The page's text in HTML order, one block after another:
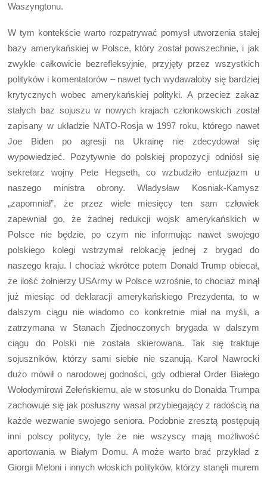
Waszyngtonu.
W tym kontekście warto rozpatrywać pomysł utworzenia stałej
bazy amerykańskiej w Polsce, który został powszechnie, i jak
zwykle całkowicie bezrefleksyjnie, przyjęty przez wszystkich
polityków i komentatorów – nawet tych wydawałoby się bardziej
krytycznych wobec amerykańskiej polityki. A przecież zakaz
stałych baz sojuszu w nowych krajach członkowskich został
zapisany w układzie NATO-Rosja w 1997 roku, którego nawet
Joe Biden po agresji na Ukrainę nie zdecydował się
wypowiedzieć. Pozytywnie do polskiej propozycji odniósł się
sekretarz wojny Pete Hegseth, co wzbudziło entuzjazm u
naszego ministra obrony. Władysław Kosniak-Kamysz
„zapomniał”, że przez wiele miesięcy ten sam człowiek
zapewniał go, że żadnej redukcji wojsk amerykańskich w
Polsce nie będzie, po czym nie informując nawet swojego
polskiego kolegi wstrzymał relokację jednej z brygad do
naszego kraju. I chociaż wkrótce potem Donald Trump obiecał,
że ilość żołnierzy USArmy w Polsce wzrośnie, to chociaż minął
już miesiąc od deklaracji amerykańskiego Prezydenta, to w
dalszym ciągu nie wiadomo co konkretnie miał na myśli, a
zatrzymana w Stanach Zjednoczonych brygada w dalszym
ciągu do Polski nie została skierowana. Tak się traktuje
sojuszników, którzy sami siebie nie szanują. Karol Nawrocki
dużo mówił o narodowej godności, gdy odbierał Order Białego
Wołodymirowi Zełeńskiemu, ale w stosunku do Donalda Trumpa
zachowuje się jak posłuszny wasal przybiegający z radością na
każde wezwanie swojego seniora. Podobnie zresztą postępują
inni polscy politycy, tyle że nie wszyscy mają możliwość
aportowania w Białym Domu. A może warto brać przykład z
Giorgii Meloni i innych włoskich polityków, którzy stanęli murem